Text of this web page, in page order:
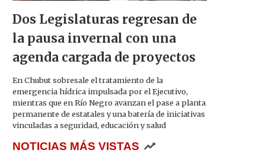
Dos Legislaturas regresan de
la pausa invernal con una
agenda cargada de proyectos
En Chubut sobresale el tratamiento de la
emergencia hídrica impulsada por el Ejecutivo,
mientras que en Río Negro avanzan el pase a planta
permanente de estatales y una batería de iniciativas
vinculadas a seguridad, educación y salud
NOTICIAS MÁS VISTAS